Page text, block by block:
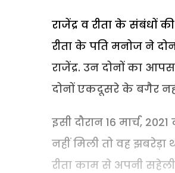
राजेंद्र व रीता के संबंधों
रीता के पति मनोज ने
राजेंद्र. उन दोनों का
दोनों एकदूसरे के बगैर
इसी दौरान 16 मार्च,
नहीं मिली तो वह झबरेड़ा
रीता काम से अपनी